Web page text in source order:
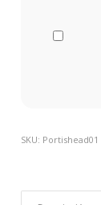
SKU: Portishead01